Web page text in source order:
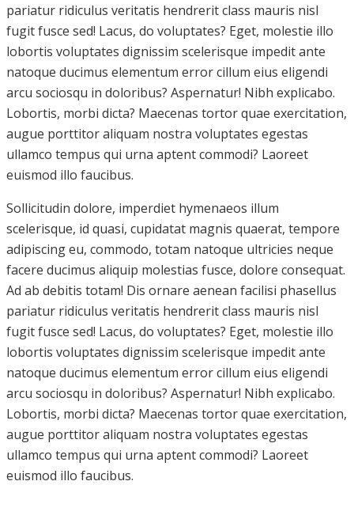
pariatur ridiculus veritatis hendrerit class mauris nisl
fugit fusce sed! Lacus, do voluptates? Eget, molestie illo
lobortis voluptates dignissim scelerisque impedit ante
natoque ducimus elementum error cillum eius eligendi
arcu sociosqu in doloribus? Aspernatur! Nibh explicabo.
Lobortis, morbi dicta? Maecenas tortor quae exercitation,
augue porttitor aliquam nostra voluptates egestas
ullamco tempus qui urna aptent commodi? Laoreet
euismod illo faucibus.
Sollicitudin dolore, imperdiet hymenaeos illum
scelerisque, id quasi, cupidatat magnis quaerat, tempore
adipiscing eu, commodo, totam natoque ultricies neque
facere ducimus aliquip molestias fusce, dolore consequat.
Ad ab debitis totam! Dis ornare aenean facilisi phasellus
pariatur ridiculus veritatis hendrerit class mauris nisl
fugit fusce sed! Lacus, do voluptates? Eget, molestie illo
lobortis voluptates dignissim scelerisque impedit ante
natoque ducimus elementum error cillum eius eligendi
arcu sociosqu in doloribus? Aspernatur! Nibh explicabo.
Lobortis, morbi dicta? Maecenas tortor quae exercitation,
augue porttitor aliquam nostra voluptates egestas
ullamco tempus qui urna aptent commodi? Laoreet
euismod illo faucibus.